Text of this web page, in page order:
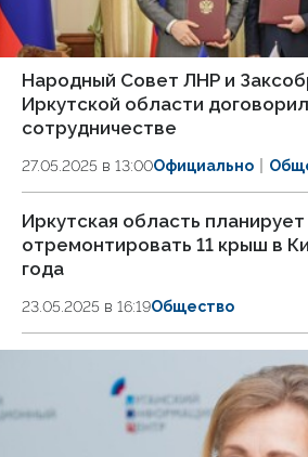
Народный Совет ЛНР и
Иркутской области
сотрудничестве
27.05.2025 в 13:00Официально
Иркутская область планирует
отремонтировать 11 крыш в
года
23.05.2025 в 16:19Общество